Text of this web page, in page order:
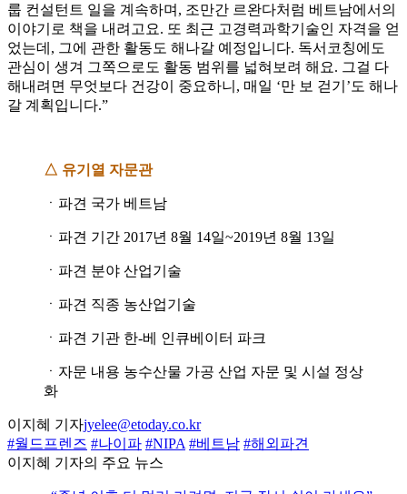
룹 컨설턴트 일을 계속하며, 조만간 르완다처럼 베트남에서의
이야기로 책을 내려고요. 또 최근 고경력과학기술인 자격을 얻
었는데, 그에 관한 활동도 해나갈 예정입니다. 독서코칭에도
관심이 생겨 그쪽으로도 활동 범위를 넓혀보려 해요. 그걸 다
해내려면 무엇보다 건강이 중요하니, 매일 ‘만 보 걷기’도 해나
갈 계획입니다.”
△ 유기열 자문관
ㆍ파견 국가 베트남
ㆍ파견 기간 2017년 8월 14일~2019년 8월 13일
ㆍ파견 분야 산업기술
ㆍ파견 직종 농산업기술
ㆍ파견 기관 한-베 인큐베이터 파크
ㆍ자문 내용 농수산물 가공 산업 자문 및 시설 정상
화
이지혜 기자jyelee@etoday.co.kr
#월드프렌즈 #나이파 #NIPA #베트남 #해외파견
이지혜 기자의 주요 뉴스